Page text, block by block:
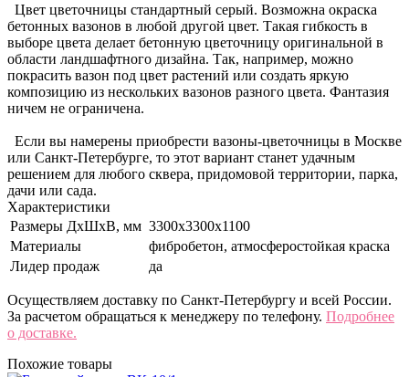
Цвет цветочницы стандартный серый. Возможна окраска
бетонных вазонов в любой другой цвет. Такая гибкость в
выборе цвета делает бетонную цветочницу оригинальной в
области ландшафтного дизайна. Так, например, можно
покрасить вазон под цвет растений или создать яркую
композицию из нескольких вазонов разного цвета. Фантазия
ничем не ограничена.
Если вы намерены приобрести вазоны-цветочницы в Москве
или Санкт-Петербурге, то этот вариант станет удачным
решением для любого сквера, придомовой территории, парка,
дачи или сада.
Характеристики
Размеры ДхШхВ, мм 3300х3300х1100
Материалы
фибробетон, атмосферостойкая краска
Лидер продаж
да
Осуществляем доставку по Санкт-Петербургу и всей России.
За расчетом обращаться к менеджеру по телефону. Подробнее
о доставке.
Похожие товары